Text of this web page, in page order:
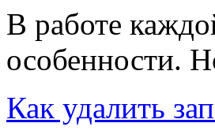
В работе
особенности.
Как удалить